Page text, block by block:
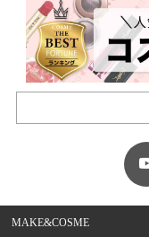
MAKE&COSME